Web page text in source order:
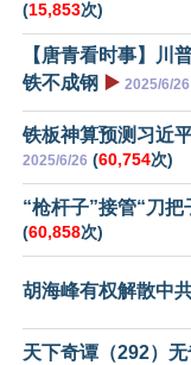
(15,853次)
【唐青看时事】川
铁不成钢 ▶️ 2025/6/26
铁板神算预测习近
2025/6/26 (60,754次)
“枪杆子”接管“刀
(60,858次)
胡海峰有权解散中
天下奇谭（292）